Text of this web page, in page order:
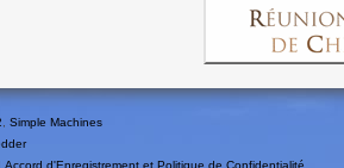
, Simple Machines
Accord d'Enregistrement et Politique de Confidentialité